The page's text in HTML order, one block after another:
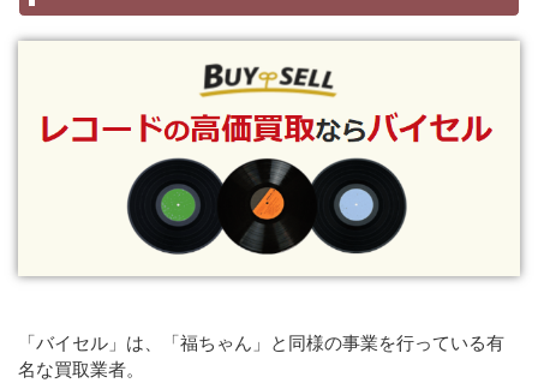
「バイセル」は、「福ちゃん」と同様の事業を行っている有
名な買取業者。